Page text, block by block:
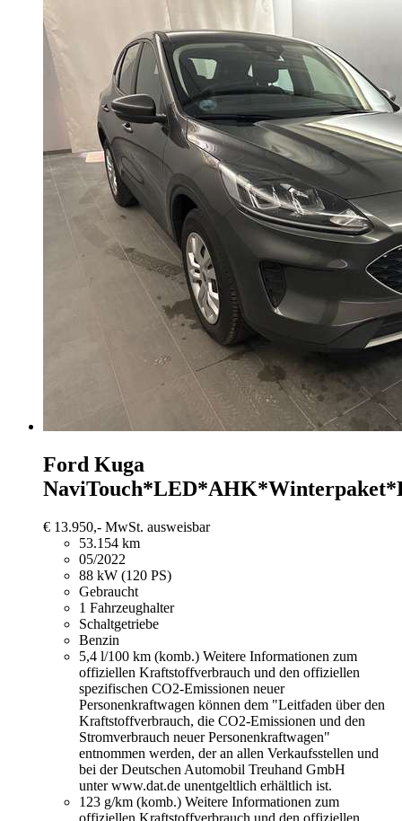
Ford Kuga
€ 13.950,- MwSt. ausweisbar
53.154 km
05/2022
88 kW (120 PS)
Gebraucht
1 Fahrzeughalter
Schaltgetriebe
Benzin
5,4 l/100 km (komb.) Weitere Informationen zum
offiziellen Kraftstoffverbrauch und den offiziellen
spezifischen CO2-Emissionen neuer
Personenkraftwagen können dem "Leitfaden über den
Kraftstoffverbrauch, die CO2-Emissionen und den
Stromverbrauch neuer Personenkraftwagen"
entnommen werden, der an allen Verkaufsstellen und
bei der Deutschen Automobil Treuhand GmbH
unter www.dat.de unentgeltlich erhältlich ist.
123 g/km (komb.) Weitere Informationen zum
offiziellen Kraftstoffverbrauch und den offiziellen